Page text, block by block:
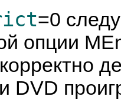
=0
опции
DVD